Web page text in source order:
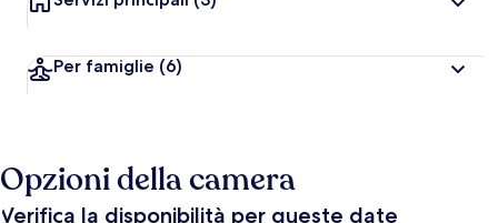
Per famiglie (6)
Opzioni della camera
Verifica la disponibilità per queste date